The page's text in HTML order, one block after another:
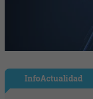
InfoActualidad